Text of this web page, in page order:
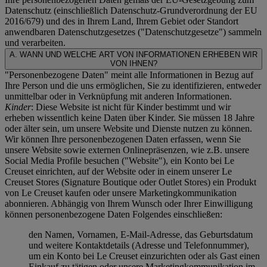
Datenschutz (einschließlich Datenschutz-Grundverordnung der EU
2016/679) und des in Ihrem Land, Ihrem Gebiet oder Standort
anwendbaren Datenschutzgesetzes ("Datenschutzgesetze") sammeln
und verarbeiten.
A. WANN UND WELCHE ART VON INFORMATIONEN ERHEBEN WIR
VON IHNEN?
"Personenbezogene Daten" meint alle Informationen in Bezug auf
Ihre Person und die uns ermöglichen, Sie zu identifizieren, entweder
unmittelbar oder in Verknüpfung mit anderen Informationen.
Kinder: Diese Website ist nicht für Kinder bestimmt und wir
erheben wissentlich keine Daten über Kinder. Sie müssen 18 Jahre
oder älter sein, um unsere Website und Dienste nutzen zu können.
Wir können Ihre personenbezogenen Daten erfassen, wenn Sie
unsere Website sowie externen Onlinepräsenzen, wie z.B. unsere
Social Media Profile besuchen ("Website"), ein Konto bei Le
Creuset einrichten, auf der Website oder in einem unserer Le
Creuset Stores (Signature Boutique oder Outlet Stores) ein Produkt
von Le Creuset kaufen oder unsere Marketingkommunikation
abonnieren. Abhängig von Ihrem Wunsch oder Ihrer Einwilligung
können personenbezogene Daten Folgendes einschließen:
den Namen, Vornamen, E-Mail-Adresse, das Geburtsdatum
und weitere Kontaktdetails (Adresse und Telefonnummer),
um ein Konto bei Le Creuset einzurichten oder als Gast einen